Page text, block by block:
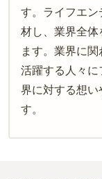
す。ライフエン
材し、業界全体
ます。業界に
活躍する人々に
界に対する想い
す。